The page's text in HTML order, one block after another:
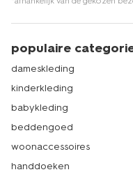
een winkel bij jou in de
populaire
dameskleding
kinderkleding
babykleding
beddengoed
woonaccessoires
handdoeken